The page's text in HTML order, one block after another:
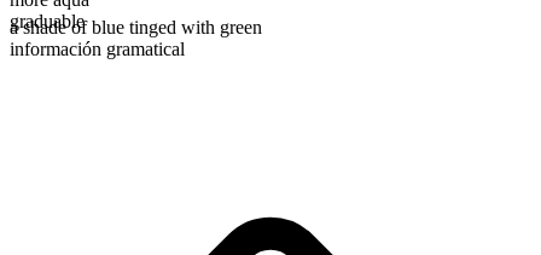
graduable
a shade of blue tinged with green
información gramatical